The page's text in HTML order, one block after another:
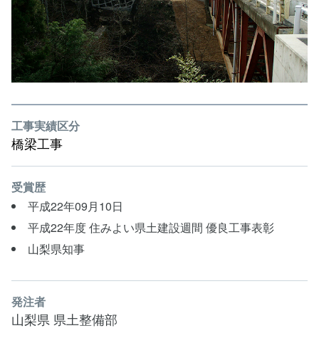
工事実績区分
橋梁工事
受賞歴
平成22年09月10日
平成22年度 住みよい県土建設週間 優良工事表彰
山梨県知事
発注者
山梨県 県土整備部